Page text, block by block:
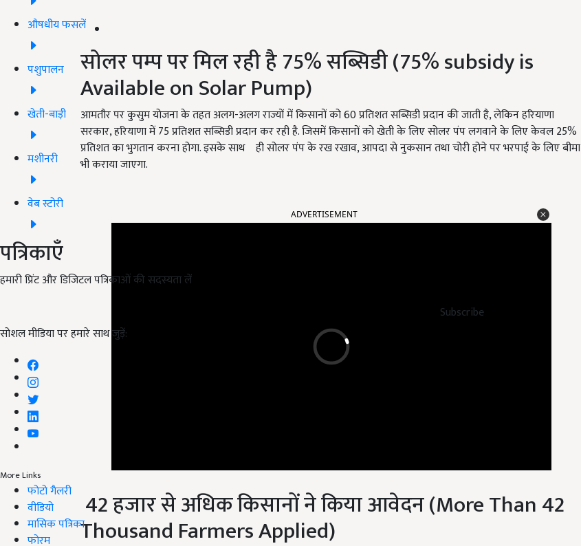
औषधीय फसलें
पशुपालन
खेती-बाड़ी
मशीनरी
वेब स्टोरी
पत्रिकाएँ
हमारी प्रिंट और डिजिटल पत्रिकाओं की सदस्यता लें
Subscribe
सोशल मीडिया पर हमारे साथ जुड़ें:
More Links
फोटो गैलरी
वीडियो
मासिक पत्रिका
फोरम
सोलर पम्प पर मिल रही है 75% सब्सिडी (75% subsidy is
Available on Solar Pump)
आमतौर पर कुसुम योजना के तहत अलग-अलग राज्यों में किसानों को 60 प्रतिशत सब्सिडी प्रदान की जाती है, लेकिन हरियाणा
सरकार, हरियाणा में 75 प्रतिशत सब्सिडी प्रदान कर रही है. जिसमें किसानों को खेती के लिए सोलर पंप लगवाने के लिए केवल 25%
प्रतिशत का भुगतान करना होगा. इसके साथ ही सोलर पंप के रख रखाव, आपदा से नुकसान तथा चोरी होने पर भरपाई के लिए बीमा
भी कराया जाएगा.
ADVERTISEMENT
42 हजार से अधिक किसानों ने किया आवेदन (More Than 42
Thousand Farmers Applied)